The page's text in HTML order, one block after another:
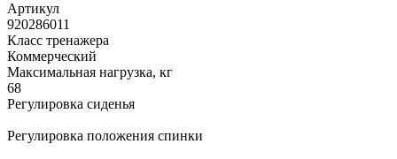
Артикул
920286011
Класс тренажера
Коммерческий
Максимальная нагрузка, кг
68
Регулировка сиденья
Регулировка положения спинки